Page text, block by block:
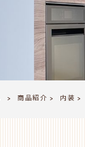
> 商品紹介 > 内装 >